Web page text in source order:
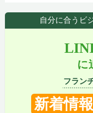
自分に合うビ
に
フラン
新着情報